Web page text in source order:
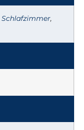
Schlafzimmer,